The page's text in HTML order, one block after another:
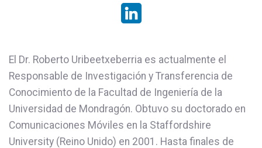
El Dr. Roberto Uribeetxeberria es actualmente el
Responsable de Investigación y Transferencia de
Conocimiento de la Facultad de Ingeniería de la
Universidad de Mondragón. Obtuvo su doctorado en
Comunicaciones Móviles en la Staffordshire
University (Reino Unido) en 2001. Hasta finales de